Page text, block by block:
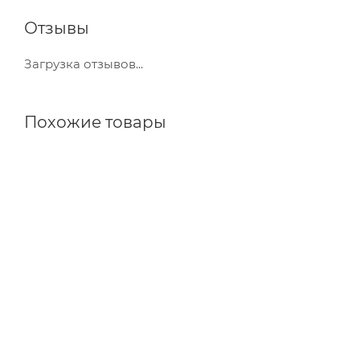
Отзывы
Загрузка отзывов...
Похожие товары